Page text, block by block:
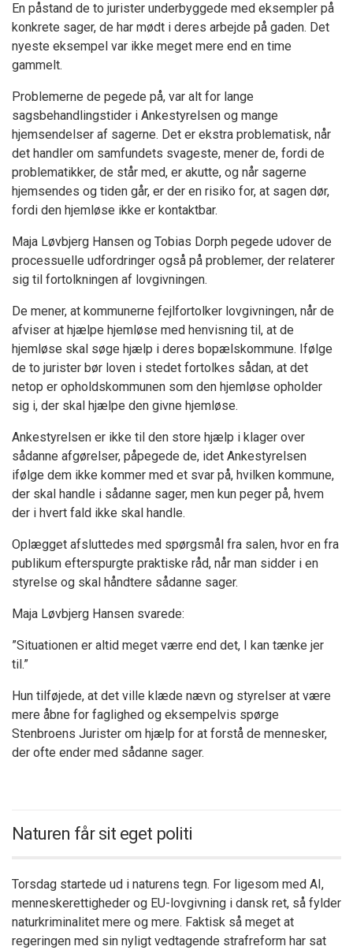
En påstand de to jurister underbyggede med eksempler på
konkrete sager, de har mødt i deres arbejde på gaden. Det
nyeste eksempel var ikke meget mere end en time
gammelt.
Problemerne de pegede på, var alt for lange
sagsbehandlingstider i Ankestyrelsen og mange
hjemsendelser af sagerne. Det er ekstra problematisk, når
det handler om samfundets svageste, mener de, fordi de
problematikker, de står med, er akutte, og når sagerne
hjemsendes og tiden går, er der en risiko for, at sagen dør,
fordi den hjemløse ikke er kontaktbar.
Maja Løvbjerg Hansen og Tobias Dorph pegede udover de
processuelle udfordringer også på problemer, der relaterer
sig til fortolkningen af lovgivningen.
De mener, at kommunerne fejlfortolker lovgivningen, når de
afviser at hjælpe hjemløse med henvisning til, at de
hjemløse skal søge hjælp i deres bopælskommune. Ifølge
de to jurister bør loven i stedet fortolkes sådan, at det
netop er opholdskommunen som den hjemløse opholder
sig i, der skal hjælpe den givne hjemløse.
Ankestyrelsen er ikke til den store hjælp i klager over
sådanne afgørelser, påpegede de, idet Ankestyrelsen
ifølge dem ikke kommer med et svar på, hvilken kommune,
der skal handle i sådanne sager, men kun peger på, hvem
der i hvert fald ikke skal handle.
Oplægget afsluttedes med spørgsmål fra salen, hvor en fra
publikum efterspurgte praktiske råd, når man sidder i en
styrelse og skal håndtere sådanne sager.
Maja Løvbjerg Hansen svarede:
”Situationen er altid meget værre end det, I kan tænke jer
til.”
Hun tilføjede, at det ville klæde nævn og styrelser at være
mere åbne for faglighed og eksempelvis spørge
Stenbroens Jurister om hjælp for at forstå de mennesker,
der ofte ender med sådanne sager.
Naturen får sit eget politi
Torsdag startede ud i naturens tegn. For ligesom med AI,
menneskerettigheder og EU-lovgivning i dansk ret, så fylder
naturkriminalitet mere og mere. Faktisk så meget at
regeringen med sin nyligt vedtagende strafreform har sat